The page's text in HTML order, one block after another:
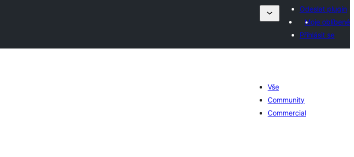
Odeslat plugin
Moje oblíbené
Přihlásit se
Vše
Community
Commercial